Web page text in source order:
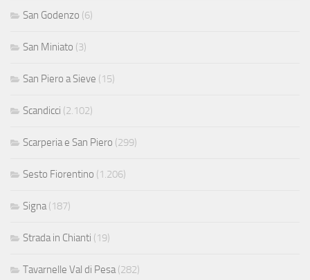
San Godenzo (6)
San Miniato (3)
San Piero a Sieve (15)
Scandicci (2.102)
Scarperia e San Piero (299)
Sesto Fiorentino (1.206)
Signa(187)
Strada in Chianti (19)
Tavarnelle Val di Pesa(282)